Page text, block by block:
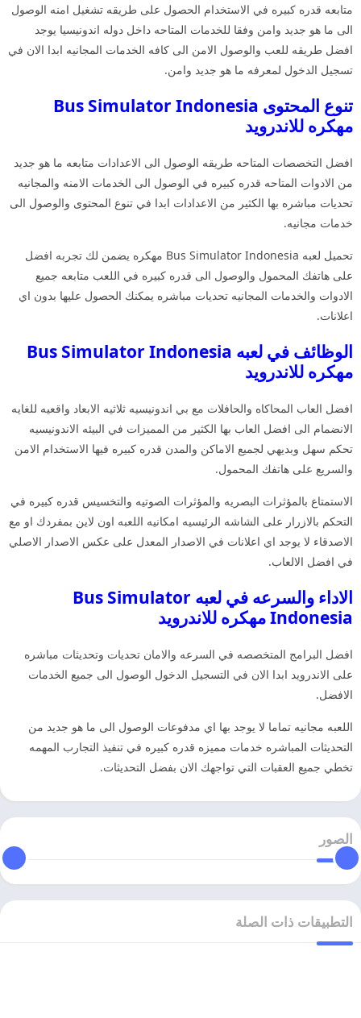
متابعه قدره كبيره في الاستخدام الحصول على طريقه تشغيل امنه الوصول
الى ما هو جديد وامن وفقا للخدمات المتاحه داخل دوله اندونيسيا يوجد
افضل طريقه للعب والوصول الامن الى كافه الخدمات المجانيه ابدا الان في
تسجيل الدخول لمعرفه ما هو جديد وامن.
تنوع المحتوى Bus Simulator Indonesia
مهكره للاندرويد
افضل التخصصات المتاحه طريقه الوصول الى الاعدادات متابعه ما هو جديد
من الادوات المتاحه قدره كبيره في الوصول الى الخدمات الامنه والمجانيه
تحديات مباشره بها الكثير من الاعدادات ابدا في تنوع المحتوى والوصول الى
خدمات مجانيه.
تحميل لعبه Bus Simulator Indonesia مهكره يضمن لك تجربه افضل
على هاتفك المحمول والوصول الى قدره كبيره في اللعب متابعه جميع
الادوات والخدمات المجانيه تحديات مباشره يمكنك الحصول عليها بدون اي
اعلانات.
الوظائف في لعبه Bus Simulator Indonesia
مهكره للاندرويد
افضل العاب المحاكاه والحافلات مع بي اندونيسيه ثلاثيه الابعاد واقعيه للغايه
الانضمام الى افضل العاب بها الكثير من المميزات في البيئه الاندونيسيه
تحكم سهل وبديهي لجميع الاماكن والمدن قدره كبيره فيها الاستخدام الامن
والسريع على هاتفك المحمول.
الاستمتاع بالمؤثرات البصريه والمؤثرات الصوتيه والتخسيس قدره كبيره في
التحكم بالازرار على الشاشه الرئيسيه امكانيه اللعبه اون لاين بمفردك او مع
الاصدقاء لا يوجد اي اعلانات في الاصدار المعدل على عكس الاصدار الاصلي
في افضل الالعاب.
الاداء والسرعه في لعبه Bus Simulator
Indonesia مهكره للاندرويد
افضل البرامج المتخصصه في السرعه والامان تحديات وتحديثات مباشره
على الاندرويد ابدا الان في التسجيل الدخول الوصول الى جميع الخدمات
الافضل.
اللعبه مجانيه تماما لا يوجد بها اي مدفوعات الوصول الى ما هو جديد من
التحديثات المباشره خدمات مميزه قدره كبيره في تنفيذ التجارب المهمه
تخطي جميع العقبات التي تواجهك الان بفضل التحديثات.
الصور
التطبيقات ذات الصلة